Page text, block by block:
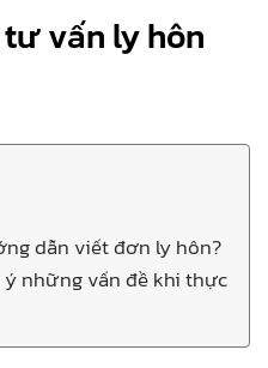
vấn ly hôn
dẫn viết đơn ly hôn?
những vấn đề khi thực